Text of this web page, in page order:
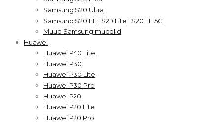
Samsung S20 Ultra
Samsung S20 FE | S20 Lite | S20 FE 5G
Muud Samsung mudelid
Huawei
Huawei P40 Lite
Huawei P30
Huawei P30 Lite
Huawei P30 Pro
Huawei P20
Huawei P20 Lite
Huawei P20 Pro